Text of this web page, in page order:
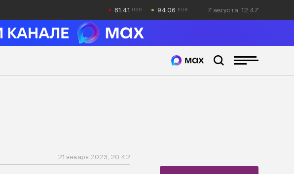
81.41 94.06 7 августа, 12:47
21 января 2023, 20:42